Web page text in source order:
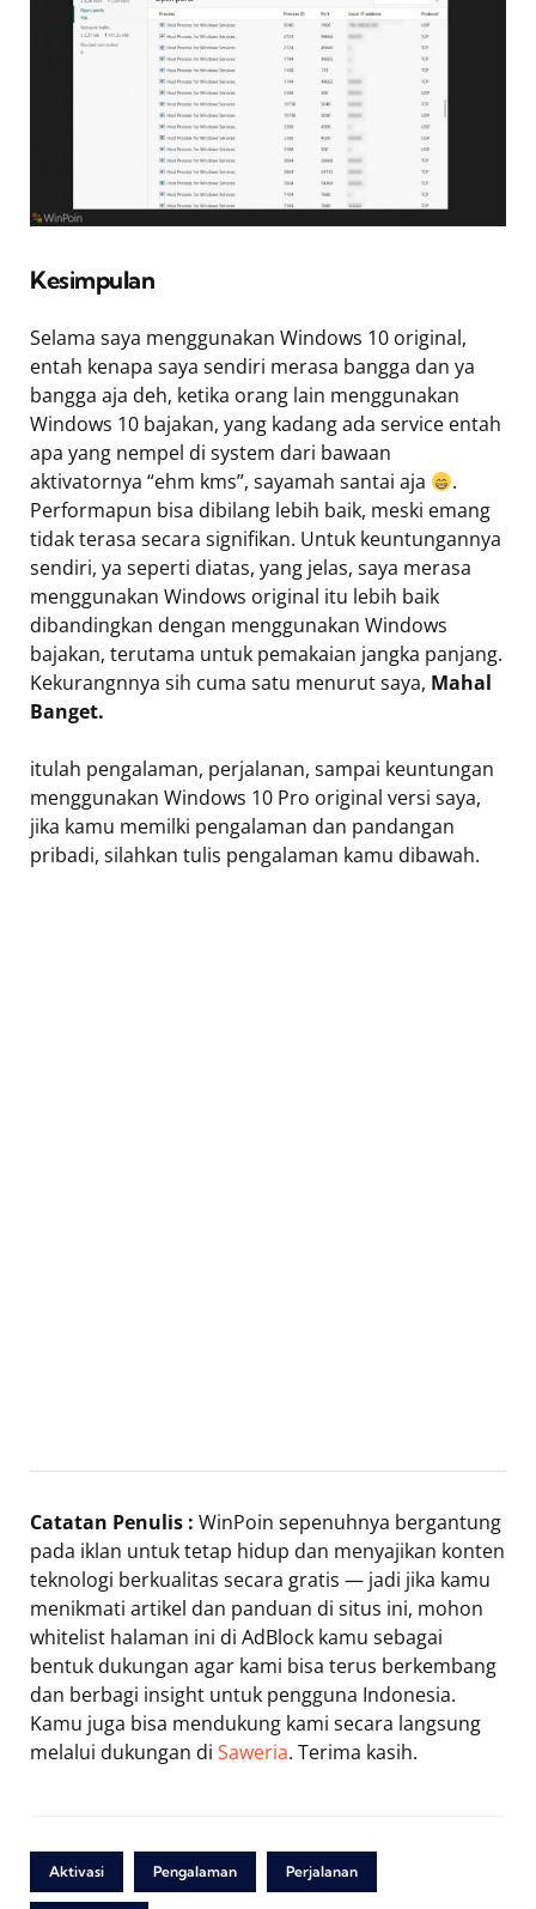
Kesimpulan
Selama saya menggunakan Windows 10 original,
entah kenapa saya sendiri merasa bangga dan ya
bangga aja deh, ketika orang lain menggunakan
Windows 10 bajakan, yang kadang ada service entah
apa yang nempel di system dari bawaan
aktivatornya “ehm kms”, sayamah santai aja
.
Performapun bisa dibilang lebih baik, meski emang
tidak terasa secara signifikan. Untuk keuntungannya
sendiri, ya seperti diatas, yang jelas, saya merasa
menggunakan Windows original itu lebih baik
dibandingkan dengan menggunakan Windows
bajakan, terutama untuk pemakaian jangka panjang.
Kekurangnnya sih cuma satu menurut saya, Mahal
Banget.
itulah pengalaman, perjalanan, sampai keuntungan
menggunakan Windows 10 Pro original versi saya,
jika kamu memilki pengalaman dan pandangan
pribadi, silahkan tulis pengalaman kamu dibawah.
Catatan Penulis : WinPoin sepenuhnya bergantung
pada iklan untuk tetap hidup dan menyajikan konten
teknologi berkualitas secara gratis — jadi jika kamu
menikmati artikel dan panduan di situs ini, mohon
whitelist halaman ini di AdBlock kamu sebagai
bentuk dukungan agar kami bisa terus berkembang
dan berbagi insight untuk pengguna Indonesia.
Kamu juga bisa mendukung kami secara langsung
melalui dukungan di Saweria. Terima kasih.
Aktivasi Pengalaman Perjalanan